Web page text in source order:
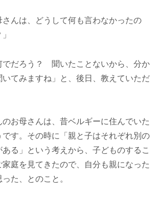
さんは、どうして何も言わなかったの
でだろう？ 聞いたことないから、分か
いてみますね」と、後日、教えていただ
お母さんは、昔ベルギーに住んでいた
です。その時に「親と子はそれぞれ別の
ある」という考えから、子どものするこ
家庭を見てきたので、自分も親になった
た、とのこと。